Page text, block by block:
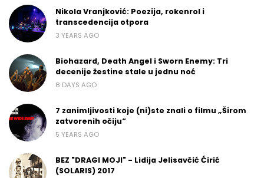
Nikola Vranjković: Poezija, rokenrol i
transcedencija otpora
3 YEARS AGO
Biohazard, Death Angel i Sworn Enemy: Tri
decenije žestine stale u jednu noć
8 DAYS AGO
7 zanimljivosti koje (ni)ste znali o filmu „Širom
zatvorenih očiju“
5 YEARS AGO
BEZ "DRAGI MOJI" - Lidija Jelisavčić Ćirić
(SOLARIS) 2017